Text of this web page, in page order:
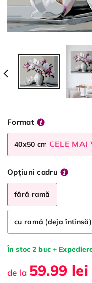
Format
40x50 cm CELE MAI
Opțiuni cadru
fără ramă
cu ramă (deja întinsă)
În stoc 2 buc +
de la 59.99 lei